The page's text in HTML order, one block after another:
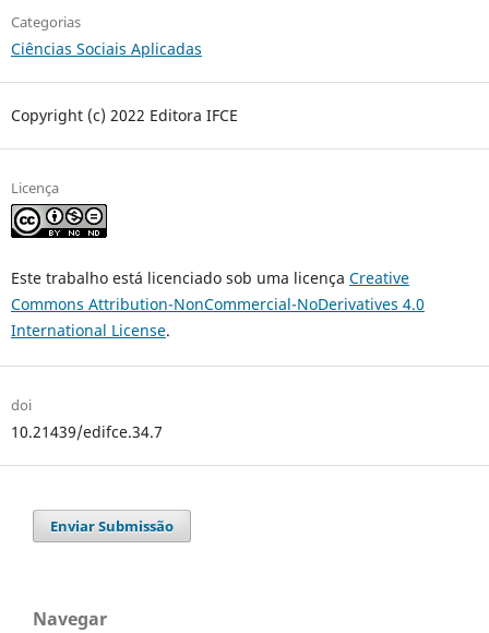
Categorias
Ciências Sociais Aplicadas
Copyright (c) 2022 Editora IFCE
Licença
Este trabalho está licenciado sob uma licença Creative
Commons Attribution-NonCommercial-NoDerivatives 4.0
International License.
doi
10.21439/edifce.34.7
Enviar Submissão
Navegar